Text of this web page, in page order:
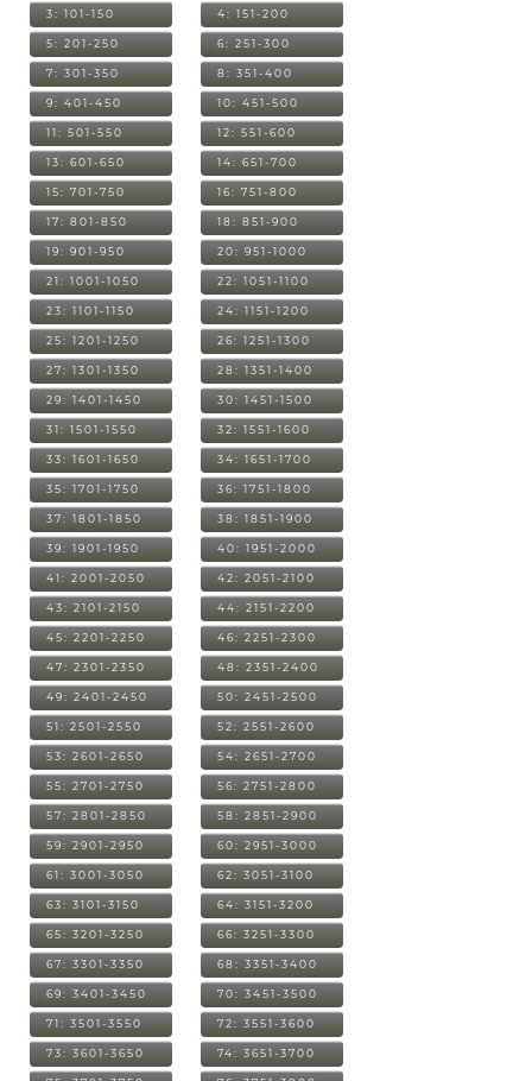
3: 101-150 4: 151-200
5: 201-250 6: 251-300
7: 301-350 8: 351-400
9: 401-450 10: 451-500
11: 501-550 12: 551-600
13: 601-650 14: 651-700
15: 701-750 16: 751-800
17: 801-850 18: 851-900
19: 901-950 20: 951-1000
21: 1001-1050 22: 1051-1100
23: 1101-1150 24: 1151-1200
25: 1201-1250 26: 1251-1300
27: 1301-1350 28: 1351-1400
29: 1401-1450 30: 1451-1500
31: 1501-1550 32: 1551-1600
33: 1601-1650 34: 1651-1700
35: 1701-1750 36: 1751-1800
37: 1801-1850 38: 1851-1900
39: 1901-1950 40: 1951-2000
41: 2001-2050 42: 2051-2100
43: 2101-2150 44: 2151-2200
45: 2201-2250 46: 2251-2300
47: 2301-2350 48: 2351-2400
49: 2401-2450 50: 2451-2500
51: 2501-2550 52: 2551-2600
53: 2601-2650 54: 2651-2700
55: 2701-2750 56: 2751-2800
57: 2801-2850 58: 2851-2900
59: 2901-2950 60: 2951-3000
61: 3001-3050 62: 3051-3100
63: 3101-3150 64: 3151-3200
65: 3201-3250 66: 3251-3300
67: 3301-3350 68: 3351-3400
69: 3401-3450 70: 3451-3500
71: 3501-3550 72: 3551-3600
73: 3601-3650 74: 3651-3700